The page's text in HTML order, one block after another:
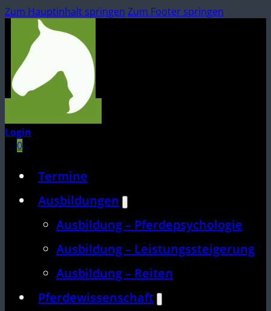
Zum Hauptinhalt springen Zum Footer springen
Login
0
Termine
Ausbildungen
Ausbildung – Pferdepsychologie
Ausbildung – Leistungssteigerung
Ausbildung – Reiten
Pferdewissenschaft